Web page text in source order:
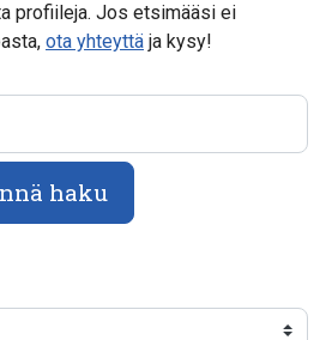
profiileja. Jos etsimääsi ei
ota yhteyttä ja kysy!
haku